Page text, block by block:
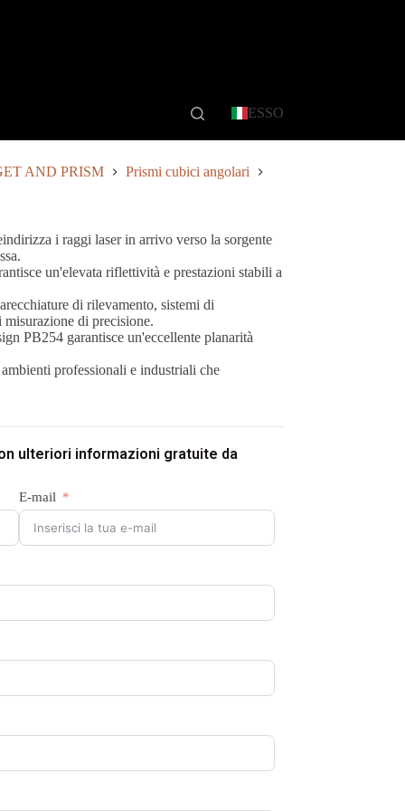
ESSO
AND PRISM
Prismi cubici angolari
i raggi laser in arrivo verso la sorgente
un'elevata riflettività e prestazioni stabili a
di rilevamento, sistemi di
di precisione.
PB254 garantisce un'eccellente planarità
professionali e industriali che
ulteriori informazioni gratuite da
E-mail